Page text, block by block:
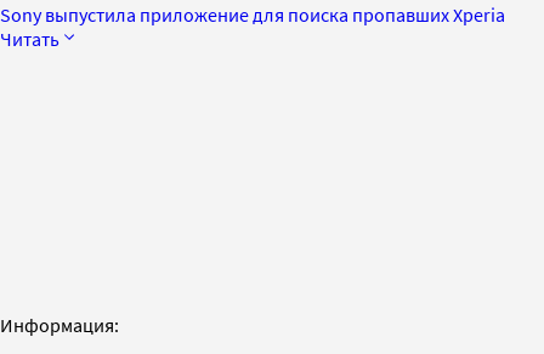
Sony выпустила приложение для поиска пропавших Xperia
Читать
Информация: